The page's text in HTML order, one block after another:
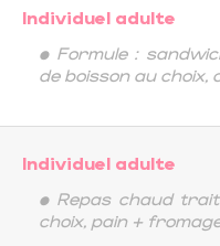
Individuel adulte
• Formule :
de boisson au choix,
Individuel adulte
• Repas chaud
choix, pain +